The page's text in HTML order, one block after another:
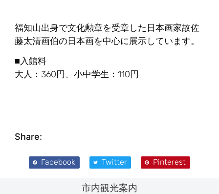
福知山出身で文化勲章を受章した日本画家故佐
藤太清画伯の日本画を中心に展示しています。
■入館料
大人：360円、小中学生：110円
Share:
Facebook Twitter Pinterest
市内観光案内